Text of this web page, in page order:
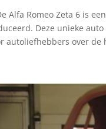
Alfa Romeo Zeta 6 is
Deze unieke
autoliefhebbers over de